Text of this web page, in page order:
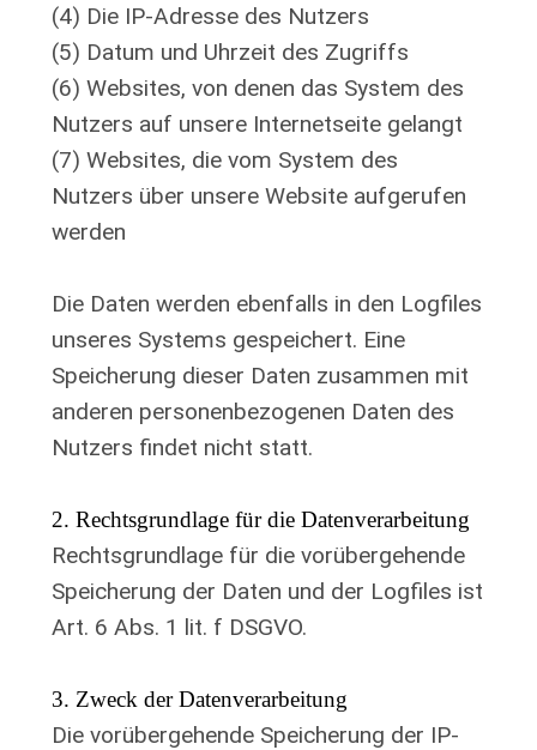
(4) Die IP-Adresse des Nutzers
(5) Datum und Uhrzeit des Zugriffs
(6) Websites, von denen das System des
Nutzers auf unsere Internetseite gelangt
(7) Websites, die vom System des
Nutzers über unsere Website aufgerufen
werden
Die Daten werden ebenfalls in den Logfiles
unseres Systems gespeichert. Eine
Speicherung dieser Daten zusammen mit
anderen personenbezogenen Daten des
Nutzers findet nicht statt.
2. Rechtsgrundlage für die Datenverarbeitung
Rechtsgrundlage für die vorübergehende
Speicherung der Daten und der Logfiles ist
Art. 6 Abs. 1 lit. f DSGVO.
3. Zweck der Datenverarbeitung
Die vorübergehende Speicherung der IP-